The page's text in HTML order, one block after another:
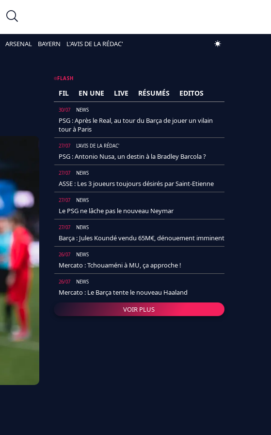
ARSENAL BAYERN L'AVIS DE LA RÉDAC'
FLASH
FIL EN UNE LIVE RÉSUMÉS EDITOS
30/07 NEWS
PSG : Après le Real, au tour du Barça de jouer un vilain
tour à Paris
27/07 L'AVIS DE LA RÉDAC'
PSG : Antonio Nusa, un destin à la Bradley Barcola ?
27/07 NEWS
ASSE : Les 3 joueurs toujours désirés par Saint-Etienne
27/07 NEWS
Le PSG ne lâche pas le nouveau Neymar
27/07 NEWS
Barça : Jules Koundé vendu 65M€, dénouement imminent
26/07 NEWS
Mercato : Tchouaméni à MU, ça approche !
26/07 NEWS
Mercato : Le Barça tente le nouveau Haaland
VOIR PLUS